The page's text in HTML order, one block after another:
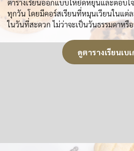
ตารางเรียนออกแบบให้ยืดหยุ่นและตอบ
ทุกวัน โดยมีคอร์สเรียนที่หมุนเวียนในแต่
ในวันที่สะดวก ไม่ว่าจะเป็นวันธรรมดาหรื
ดูตารางเรียนเบ